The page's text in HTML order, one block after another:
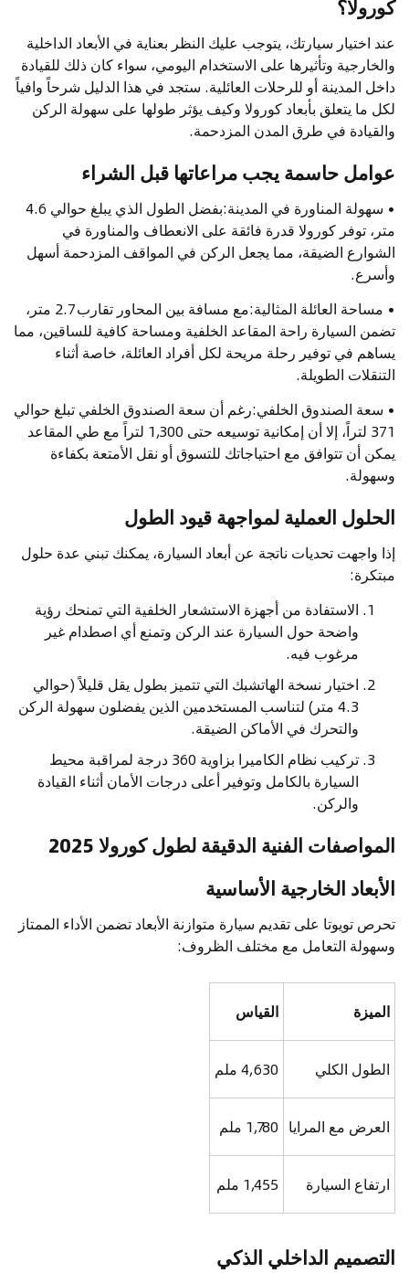
كورولا؟
عند اختيار سيارتك، يتوجب عليك النظر بعناية في الأبعاد الداخلية
والخارجية وتأثيرها على الاستخدام اليومي، سواء كان ذلك للقيادة
داخل المدينة أو للرحلات العائلية. ستجد في هذا الدليل شرحاً وافياً
لكل ما يتعلق بأبعاد كورولا وكيف يؤثر طولها على سهولة الركن
والقيادة في طرق المدن المزدحمة.
عوامل حاسمة يجب مراعاتها قبل الشراء
• سهولة المناورة في المدينة:بفضل الطول الذي يبلغ حوالي 4.6
متر، توفر كورولا قدرة فائقة على الانعطاف والمناورة في
الشوارع الضيقة، مما يجعل الركن في المواقف المزدحمة أسهل
وأسرع.
• مساحة العائلة المثالية:مع مسافة بين المحاور تقارب 2.7 متر،
تضمن السيارة راحة المقاعد الخلفية ومساحة كافية للساقين، مما
يساهم في توفير رحلة مريحة لكل أفراد العائلة، خاصة أثناء
التنقلات الطويلة.
• سعة الصندوق الخلفي:رغم أن سعة الصندوق الخلفي تبلغ حوالي
371 لتراً، إلا أن إمكانية توسيعه حتى 1,300 لتراً مع طي المقاعد
يمكن أن تتوافق مع احتياجاتك للتسوق أو نقل الأمتعة بكفاءة
وسهولة.
الحلول العملية لمواجهة قيود الطول
إذا واجهت تحديات ناتجة عن أبعاد السيارة، يمكنك تبني عدة حلول
مبتكرة:
الاستفادة من أجهزة الاستشعار الخلفية التي تمنحك رؤية
واضحة حول السيارة عند الركن وتمنع أي اصطدام غير
مرغوب فيه.
اختيار نسخة الهاتشبك التي تتميز بطول يقل قليلاً (حوالي
4.3 متر) لتناسب المستخدمين الذين يفضلون سهولة الركن
والتحرك في الأماكن الضيقة.
تركيب نظام الكاميرا بزاوية 360 درجة لمراقبة محيط
السيارة بالكامل وتوفير أعلى درجات الأمان أثناء القيادة
والركن.
المواصفات الفنية الدقيقة لطول كورولا 2025
الأبعاد الخارجية الأساسية
تحرص تويوتا على تقديم سيارة متوازنة الأبعاد تضمن الأداء الممتاز
وسهولة التعامل مع مختلف الظروف:
الميزة القياس
الطول الكلي 4,630 ملم
العرض مع المرايا 1,780 ملم
ارتفاع السيارة 1,455 ملم
التصميم الداخلي الذكي